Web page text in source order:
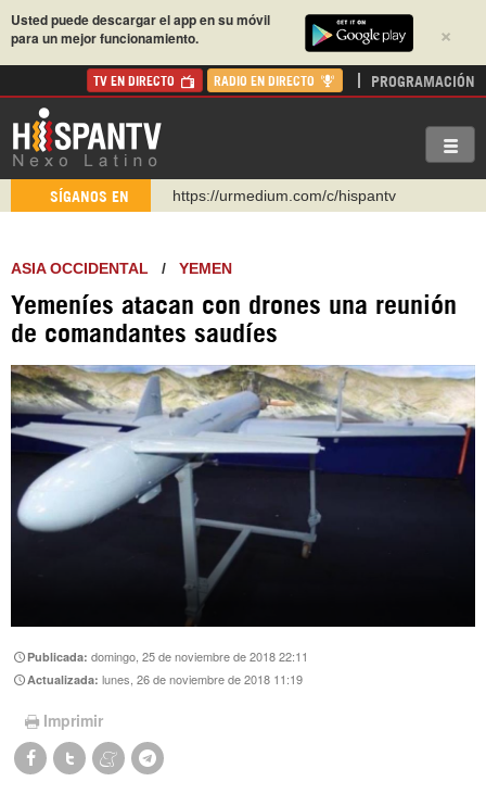
×
Usted puede descargar el app en su móvil
para un mejor funcionamiento.
TV EN DIRECTO RADIO EN DIRECTO PROGRAMACIÓN
SÍGANOS EN
https://urmedium.com/c/hispantv
Instagram como: hispan_tv
https://www.facebook.com/Nexolatino.Canal
https://www.youtube.com/@nexo_latino
https://t.me/hispantvcanal
ASIA OCCIDENTAL / YEMEN
Yemeníes atacan con drones una reunión
de comandantes saudíes
Publicada:domingo, 25 de noviembre de 2018 22:11
Actualizada:lunes, 26 de noviembre de 2018 11:19
Imprimir